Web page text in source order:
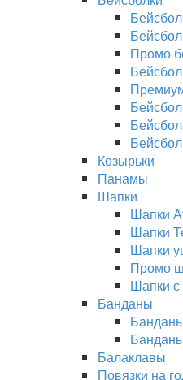
Промо
Козырьки
Панамы
Шапки
Шапки
Шапки
Шапки
Промо
Шапки
Банданы
Балаклавы
Повязки на